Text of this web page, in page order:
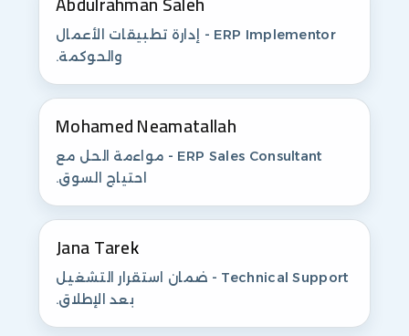
ERP Implementor - إدارة تطبيقات الأعمال
والحوكمة.
Mohamed Neamatallah
ERP Sales Consultant - مواءمة الحل مع
احتياج السوق.
Jana Tarek
Technical Support - ضمان استقرار التشغيل
بعد الإطلاق.